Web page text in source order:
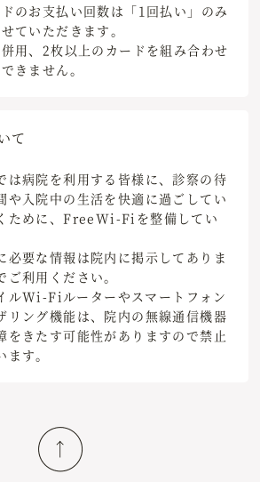
のお支払い回数は「1回払い」のみ
ていただきます。
用、2枚以上のカードを組み合わせ
きません。
て
は病院を利用する皆様に、診察の待
や入院中の生活を快適に過ごしてい
ために、FreeWi-Fiを整備してい
必要な情報は院内に掲示してありま
ご利用ください。
ルWi-Fiルーターやスマートフォン
リング機能は、院内の無線通信機器
をきたす可能性がありますので禁止
ます。